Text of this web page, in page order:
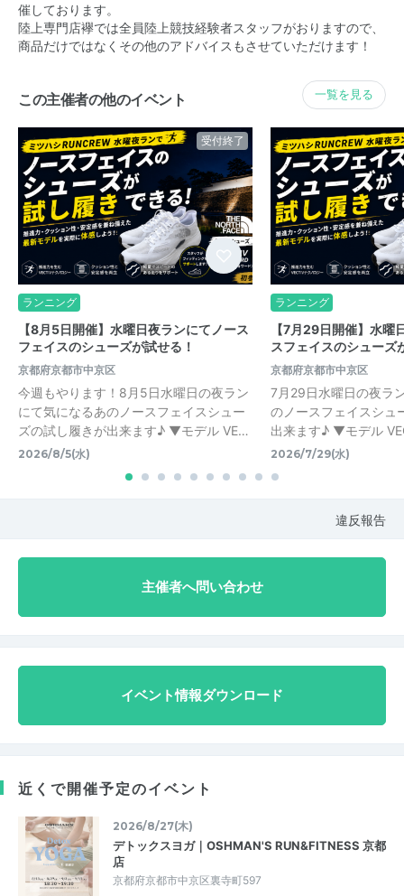
催しております。
陸上専門店襷では全員陸上競技経験者スタッフがおりますので、
商品だけではなくその他のアドバイスもさせていただけます！
この主催者の他のイベント 一覧を見る
受付終了
ランニング
【8月5日開催】水曜日夜ランにてノース
フェイスのシューズが試せる！
京都府京都市中京区
今週もやります！8月5日水曜日の夜ラン
にて気になるあのノースフェイスシュー
ズの試し履きが出来ます♪ ▼モデル VE…
2026/8/5(水)
ランニング
【7月29日開催】水曜
スフェイスのシューズ
京都府京都市中京区
7月29日水曜日の夜ラ
のノースフェイスシュ
出来ます♪ ▼モデル
2026/7/29(水)
違反報告
主催者へ問い合わせ
イベント情報ダウンロード
近くで開催予定のイベント
2026/8/27(木)
デトックスヨガ｜OSHMAN'S RUN&FITNESS 京都
店
京都府京都市中京区裏寺町597